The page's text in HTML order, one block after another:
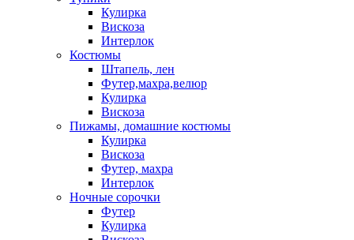
Кулирка
Вискоза
Интерлок
Костюмы
Штапель, лен
Футер,махра,велюр
Кулирка
Вискоза
Пижамы, домашние костюмы
Кулирка
Вискоза
Футер, махра
Интерлок
Ночные сорочки
Футер
Кулирка